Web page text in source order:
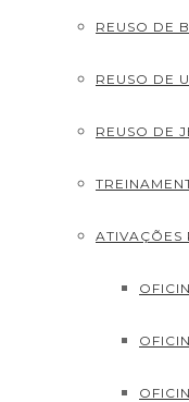
REUSO DE
REUSO DE
REUSO DE
ATIVAÇÕES